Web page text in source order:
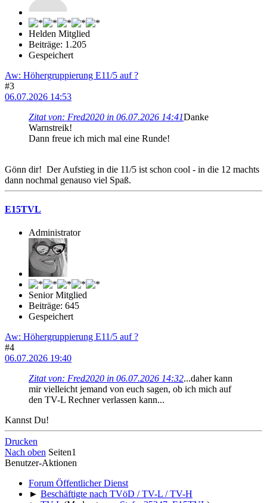
Helden Mitglied
Beiträge: 1.205
Gespeichert
Aw: Höhergruppierung E11/5 auf ?
#3
06.07.2026 14:53
Zitat von: Fred2020 in 06.07.2026 14:41Danke
Warnstreik!
Dann freue ich mich mal eine Runde!
Gönn dir! Der Aufstieg in die 11/5 ist schon cool - in die 12 machts
dann nochmal genauso viel Spaß.
E15TVL
Administrator
Senior Mitglied
Beiträge: 645
Gespeichert
Aw: Höhergruppierung E11/5 auf ?
#4
06.07.2026 19:40
Zitat von: Fred2020 in 06.07.2026 14:32...daher kann
mir vielleicht jemand von euch sagen, ob ich mich auf
den TV-L Rechner verlassen kann...
Kannst Du!
Drucken
Nach oben Seiten1
Benutzer-Aktionen
Forum Öffentlicher Dienst
► Beschäftigte nach TVöD / TV-L / TV-H